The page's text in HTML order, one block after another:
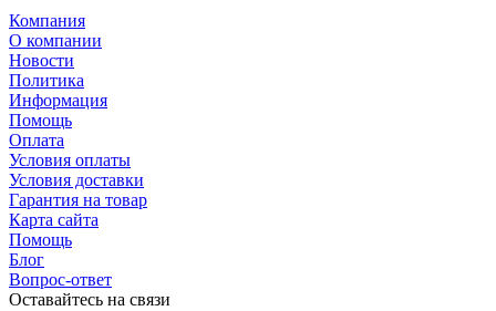
Компания
О компании
Новости
Политика
Информация
Помощь
Оплата
Условия оплаты
Условия доставки
Гарантия на товар
Карта сайта
Помощь
Блог
Вопрос-ответ
Оставайтесь на связи